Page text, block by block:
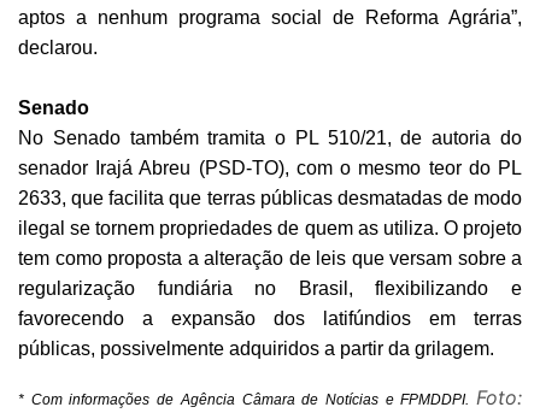
aptos a nenhum programa social de Reforma Agrária”,
declarou.
Senado
No Senado também tramita o PL 510/21, de autoria do
senador Irajá Abreu (PSD-TO), com o mesmo teor do PL
2633, que facilita que terras públicas desmatadas de modo
ilegal se tornem propriedades de quem as utiliza. O projeto
tem como proposta a alteração de leis que versam sobre a
regularização fundiária no Brasil, flexibilizando e
favorecendo a expansão dos latifúndios em terras
públicas, possivelmente adquiridos a partir da grilagem.
* Com informações de Agência Câmara de Notícias e FPMDDPI. Foto: